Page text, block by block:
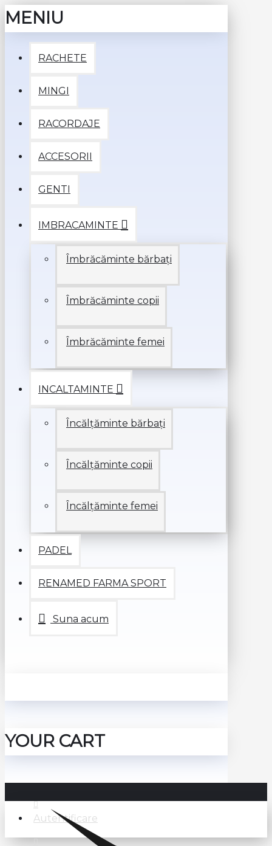
MENIU
RACHETE
MINGI
RACORDAJE
ACCESORII
GENTI
IMBRACAMINTE
Îmbrăcăminte bărbați
Îmbrăcăminte copii
Îmbrăcăminte femei
INCALTAMINTE
Încălțăminte bărbați
Încălțăminte copii
Încălțăminte femei
PADEL
RENAMED FARMA SPORT
Suna acum
YOUR CART
Autentificare